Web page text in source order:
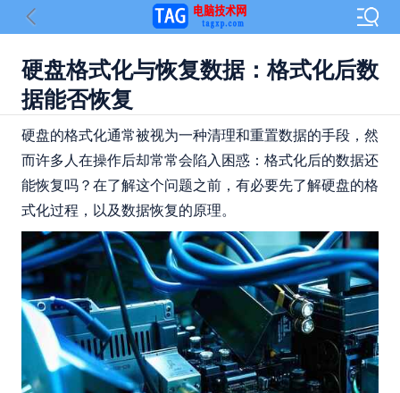
硬盘格式化与恢复数据：格式化后数
据能否恢复
硬盘的格式化通常被视为一种清理和重置数据的手段，然
而许多人在操作后却常常会陷入困惑：格式化后的数据还
能恢复吗？在了解这个问题之前，有必要先了解硬盘的格
式化过程，以及数据恢复的原理。